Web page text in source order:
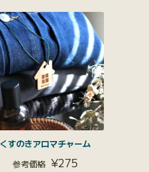
くすのきアロマチャーム
¥275